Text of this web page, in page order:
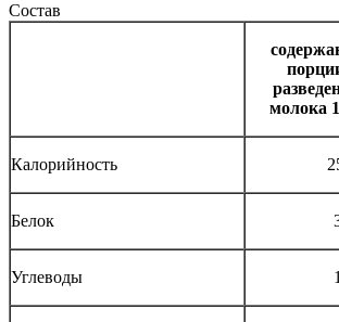
Состав
молока
Калорийность
Белок
Углеводы